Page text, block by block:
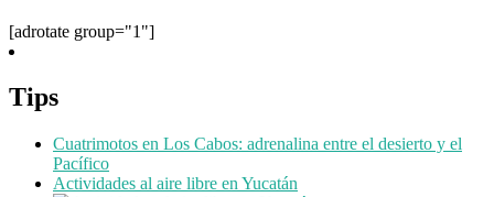
[adrotate group="1"]
Tips
Cuatrimotos en Los Cabos: adrenalina entre el desierto y el
Pacífico
Actividades al aire libre en Yucatán